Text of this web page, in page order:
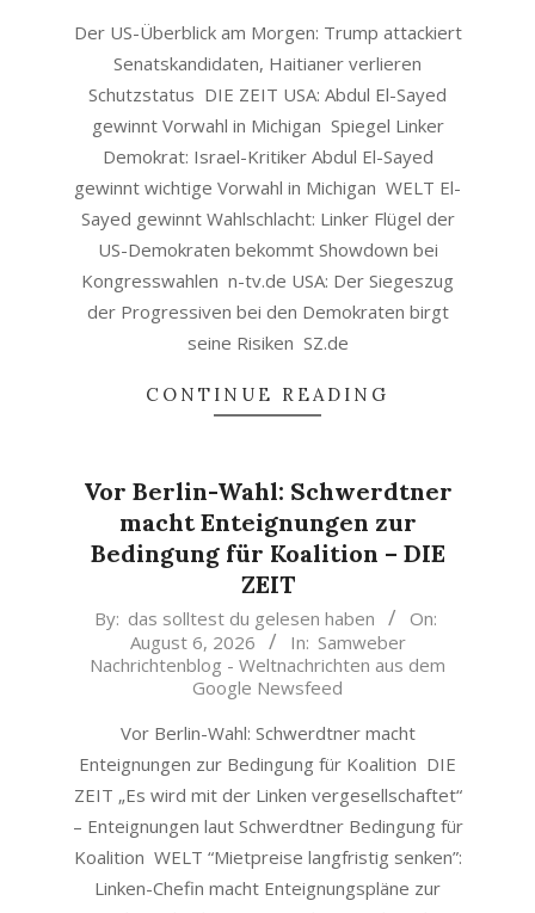
Der US-Überblick am Morgen: Trump attackiert
Senatskandidaten, Haitianer verlieren
Schutzstatus DIE ZEIT USA: Abdul El-Sayed
gewinnt Vorwahl in Michigan Spiegel Linker
Demokrat: Israel-Kritiker Abdul El-Sayed
gewinnt wichtige Vorwahl in Michigan WELT El-
Sayed gewinnt Wahlschlacht: Linker Flügel der
US-Demokraten bekommt Showdown bei
Kongresswahlen n-tv.de USA: Der Siegeszug
der Progressiven bei den Demokraten birgt
seine Risiken SZ.de
CONTINUE READING
Vor Berlin-Wahl: Schwerdtner
macht Enteignungen zur
Bedingung für Koalition – DIE
ZEIT
2026-
06
By: das solltest du gelesen haben
On:
August 6, 2026
In: Samweber
Nachrichtenblog - Weltnachrichten aus dem
Google Newsfeed
Vor Berlin-Wahl: Schwerdtner macht
Enteignungen zur Bedingung für Koalition DIE
ZEIT „Es wird mit der Linken vergesellschaftet“
– Enteignungen laut Schwerdtner Bedingung für
Koalition WELT “Mietpreise langfristig senken”:
Linken-Chefin macht Enteignungspläne zur